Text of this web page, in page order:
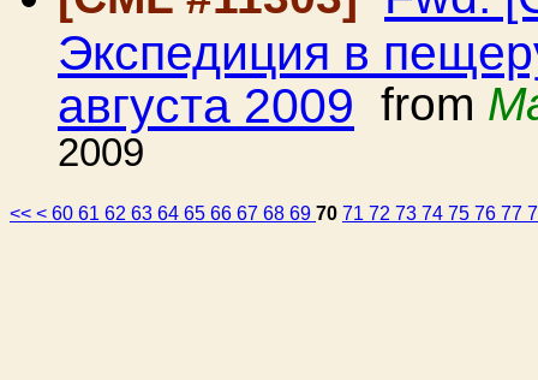
Экспедиция в
августа 2009 from
2009
<< < 60 61 62 63 64 65 66 67 68 69 70 71 72 73 74 75 76 77